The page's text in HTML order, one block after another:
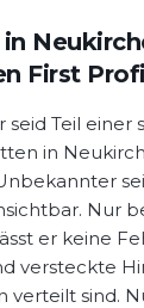
First Profiler
First
seid Teil
in
Nur
er keine
versteckte
verteilt sind.